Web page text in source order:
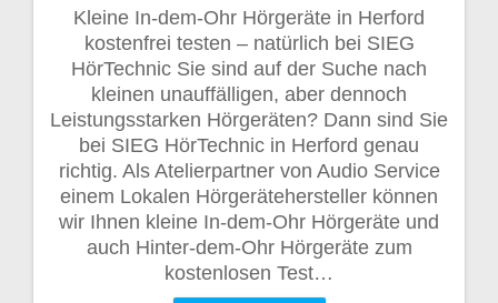
Kleine In-dem-Ohr Hörgeräte in Herford
kostenfrei testen – natürlich bei SIEG
HörTechnic Sie sind auf der Suche nach
kleinen unauffälligen, aber dennoch
Leistungsstarken Hörgeräten? Dann sind Sie
bei SIEG HörTechnic in Herford genau
richtig. Als Atelierpartner von Audio Service
einem Lokalen Hörgerätehersteller können
wir Ihnen kleine In-dem-Ohr Hörgeräte und
auch Hinter-dem-Ohr Hörgeräte zum
kostenlosen Test…